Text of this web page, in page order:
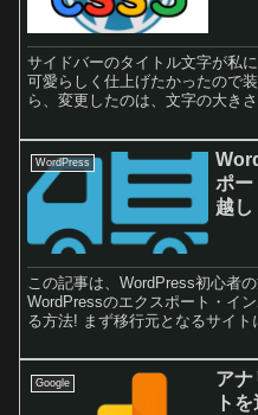
サイドバーのタイトル文字が私
可愛らしく仕上げたかったので
ら、変更したのは、文字の大き
た。 出来上がりはこんな感じで
WordPress
ポー
越し
この記事は、WordPress初心者
WordPressのエクスポート・イ
る方法! まず移行元となるサイト
内容を指定します。 「投稿記事
と「開始日時」「終了日時」を
クスポートし「エクスポートし
Google
アナ
ト